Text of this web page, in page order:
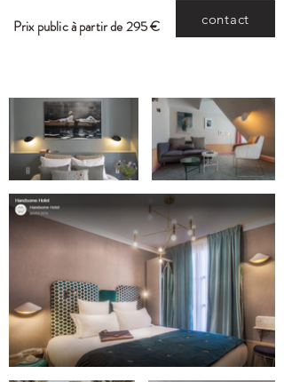
Prix public à partir de 295 € contact